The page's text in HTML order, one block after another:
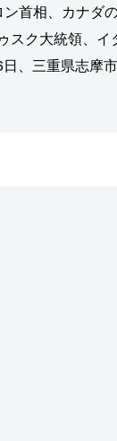
首相、カナダ
スク大統領、イ
、三重県志摩市